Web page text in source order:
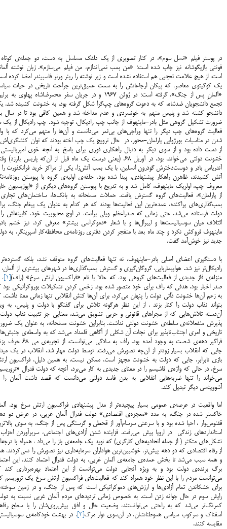
در پوستر فیلم «نسل سوم»، در کنار تصویری از یک دلقک مسلسل به دست، دو جمله‌ی کوتاه
فونتی بازیگوشانه نیز چاپ شده است؛ «من بمب نمی‌اندازم، من فیلم می‌سازم». زبان نوشته
است، از هیچ علامت تعجبی هم استفاده نشده است و زیر نوشته را رینر ورنر فاسبیندر امضا کرده
یک کوگیتوی معاصر، که پیکان ارجاعاتش را به سمت عمیق‌ترین جراحت تاریخی در حیات
«آلمانِ پس از جنگ»، گرفته است؛ در ژوئن 1967 و در جریان سفر محمرضاشاه پهلوی به
تجمع دانشجویان ضدشاه، که به دعوت گروه‌های چپ‌گرا شکل گرفته بود، به خشونت کشیده شد.
دانشجو کشته شد و پلیس متهم به خونسردی و عدم مداخله شد و همین کافی بود تا در سال
ضرورت تشکیل گروهی مثل بادر-ماینهوف از جانب چپ رادیکال، توجیه شود. چپ رادیکال از یک
فعالیت گروه‌های چپ دیگر را تنها وراجی‌های بی‌ثمر می‌دانست و آن‌ها را متهم می‌کرد که با
شدن در مناسبات بورژوایی پارلمان-محور، در حال ترویج یک چپ اخته‌ بودند که توان کنشگری‌اش
از دست داده بود و از سوی دیگر به دنبال راهکاری فوری برای پاسخ به آنچه خوی
خشونت دولتی می‌خواند، بود. در آوریل 68، (یعنی درست یک ماه قبل از آن‌که پاریس بلرزد)
آندریاس بادر و دوست‌دخترش گودرون انسلین، با یک بمب آتش‌زا، یکی از مراکز خرید فرانکفورت را
آتش کشیدند، ظاهرن راهکار پیشنهادی، پیدا شده بود. حلقه‌ی اولیه‌ی گروه با پیوستن
معروف چپ، اولریک ماینهوف، کامل شد و به تدریج با پیوستن گروه‌های دیگری از «اپوزیسیون
از پارلمان»، فعالیت‌های گروه گسترش یافت. حملات مسلحانه به بانک‌ها، ساختمان‌های
بمب‌گذاری‌های پراکنده، عمده‌ترین این فعالیت‌ها بودند که هر کدام به عنوان یک پیغام جنگ،
دولت فرستاده می‌شد. حتی زمانی که صدراعظم ویلی برانت، در اوج محبوبیت خود، کابینه‌اش را
ائتلاف میان سوسیالیست‌ها و لیبرال‌ها و با شعار «دموکراسی بیشتر» معرفی کرد، نیز خشم
ماینهوف فروکش نکرد و چند ماه بعد با منفجر کردن دفتری روزنامه‌ی محافظه‌کار اسپرینگر، به
جدید نیز خوش‌آمد گفت.
با دستگیری اعضای اصلی بادر-ماینهوف، نه تنها فعالیت‌های گروه متوقف نشد، بلکه
رادیکال‌تر نیز شد. هواپیماربایی، گروگان‌گیری و گسترش بمب‌گذاری‌ها در شهرهای بیشتری از آلمان،
منزله‌ی فاز جدیدی از فعالیت‌های گروهی بود، که حالا با نام «فراکسیون ارتش سرخ» (راف)
صدر اخبار بود. هدفی که راف برای خود متصور شده بود، زخمی کردن تشکیلات بوروکراتیکی بود
به زعم آن‌ها خشونت ذاتی دولت را پنهان می‌کرد. برای آن‌ها کنش انقلابی تنها زمانی معنا داشت،
بتواند نقاب دولت را کنار بزند . از این نظر هرگونه تلاش برای گفتگو با دولت و پلیس، به
آن‌‌دسته تلاش‌هایی که از مجراهای قانونی و حزبی تشویق می‌شد، معنایی جز تثبیت نقاب
پذیرش منفعلانه‌ی سلطه‌ی خشونت دولتی نداشت. بنابراین خشونت مسلحانه، به عنوان یک
تاریخی و امری اجتناب‌ناپذیر برای نجات آن شکلی از آگاهی قلمداد می‌شد که به واسطه‌ی
فراگیر دهه‌ی شصت به وجود آمده بود. راف به سادگی می‌توانست، از
جایی که انقلاب بسیار زودتر از آن‌چه تصورش می‌رفت، توسط دولت مهار شد. انقلاب در یک
بازی نابرابر، جایی که دولت به خشونت مجهز است، ممکن نیست. به همین دلیل، فراکسیون
سرخ، در حالی که واژه‌ی فاشیسم را در معنای جدیدی به کار می‌برد، آنچه که دولت فدرال
می‌خواند را تنها ضربه‌هایی انقلابی به بدن فاسد دولتی می‌دانست که قصد داشت آلمان را
آشوویتسی دیگر تبدیل کند.
اما واقعیت در عرصه‌ی عمومی بسیار پیچیده‌تر از مدل پیشنهادی فراکسیون ارتش سرخ بود.
خاکستر شده در جنگ، به مدد «معجزه‌ی افتصادی» دولت فدرال آلمان غربی، در عرض دو
ققنوس‌‍وار ، احیا شده بود و با سرعتی سرسام‌آور از قحطی و گرسنگی پس از جنگ، به سوی
استانداردهای زندگی در اروپا پیش می‌رفت. فزاینده شدن آزادی‌های اجتماعی، سربرآوردن
تشکل‌های متکثر ( از جمله اتحادیه‌های کارگری) که نوید یک جامعه‌ی باز را می‌داد ، همراه با
از رفاه اقتصادی که دو دهه پیش‌تر، خوشبین‌ترین هواداران سرمایه‌داری نیز تصورش را نمی‌کردند،
و همه سبب می‌شد تا بخش عمده‌ی جامعه‌ی آلمان غربی، به دولت فدرال اعتماد کنند. این
برگ برنده‌ی دولت بود و به ویژه آنجایی دولت می‌توانست از این اعتماد بهره‌برداری کند
می‌توانست مردم را با این نظر خود همراه کند که فعالیت‌های فراکسیون ارتش سرخ یک تروریسم
برای خشکاندن تمام آزادی‌ها و ارزش‌های دموکراتیکی است که پس از جنگ، و در زمین
رایش سوم در حال جوانه زدن است. به خصوص زمانی تردیدهای مردم آلمان غربی نسبت به
کمرنگ‌تر می‌شد که به راحتی می‌توانستند، وضعیت حال و افق‌ پیش‌روی‌شان را با سطح
اسفناک و سرکوب سیاسی هموطنانشان، در آن‌سوی نوار مرگ [2]
، در بهشت خودکامه‌ی
مقایسه کنند.